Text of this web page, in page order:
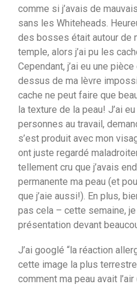
comme si j’avais de
sans les Whiteheads.
des bosses était autour de
temple, alors j’ai pu les
Cependant, j’ai eu une
dessus de ma lèvre
cache ne peut faire que
la texture de la peau! J’ai
personnes au travail,
s’est produit avec mon
ont juste regardé
tellement cru que j’avais
permanente ma peau (et
que j’aie aussi!). En plus,
pas cela – cette semaine,
présentation devant
J’ai googlé “la réaction
cette image la plus
comment ma peau avait l’air